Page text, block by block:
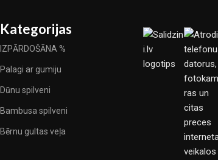
Kategorijas
IZPĀRDOŠĀNA %
Palagi ar gumiju
Dūnu spilveni
Bambusa spilveni
Bērnu gultas veļa